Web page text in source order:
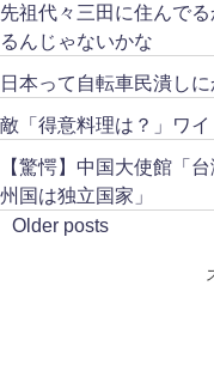
先祖代々三田に住んで
るんじゃないかな
日本って自転車民潰し
敵「得意料理は？」ワイ
【驚愕】中国大使館「
州国は独立国家」
Older posts